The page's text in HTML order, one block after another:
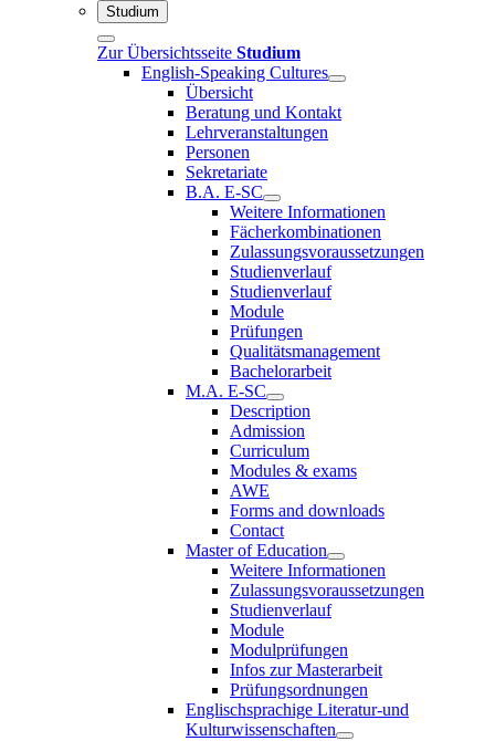
Studium
Zur Übersichtsseite Studium
English-Speaking Cultures
Übersicht
Beratung und Kontakt
Lehrveranstaltungen
Personen
Sekretariate
B.A. E-SC
Weitere Informationen
Fächerkombinationen
Zulassungsvoraussetzungen
Studienverlauf
Studienverlauf
Module
Prüfungen
Qualitätsmanagement
Bachelorarbeit
M.A. E-SC
Description
Admission
Curriculum
Modules & exams
AWE
Forms and downloads
Contact
Master of Education
Weitere Informationen
Zulassungsvoraussetzungen
Studienverlauf
Module
Modulprüfungen
Infos zur Masterarbeit
Prüfungsordnungen
Englischsprachige Literatur-und
Kulturwissenschaften